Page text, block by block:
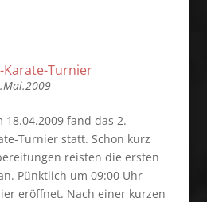
Turnier
18.04.2009 fand das 2.
Turnier statt. Schon kurz
reisten die ersten
Pünktlich um 09:00 Uhr
eröffnet. Nach einer kurzen